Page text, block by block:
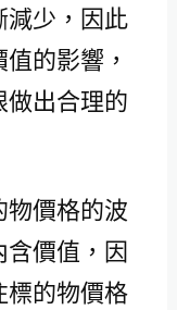
減少，因此
的影響，
出合理的
物價格的波
價值，因
標的物價格